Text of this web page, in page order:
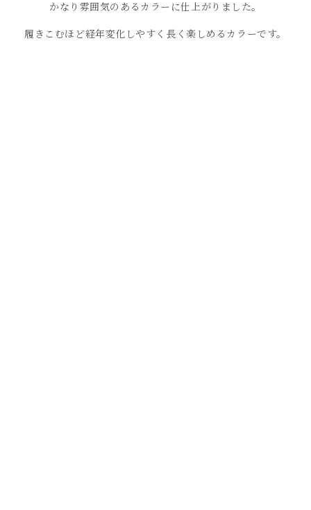
かなり雰囲気のあるカラーに仕上がりました。
履きこむほど経年変化しやすく長く楽しめるカラーです。